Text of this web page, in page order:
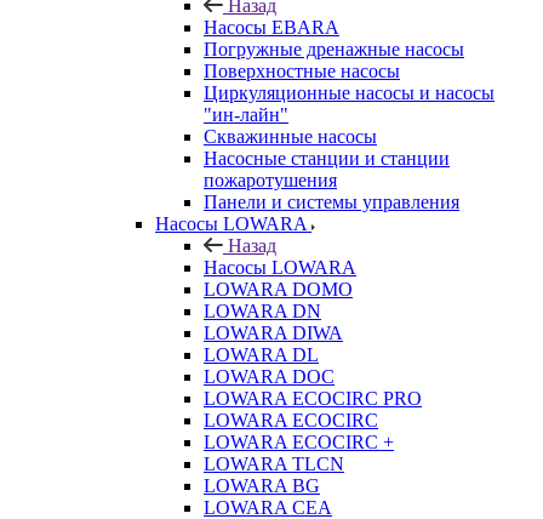
Назад
Насосы EBARA
Погружные дренажные насосы
Поверхностные насосы
Циркуляционные насосы и насосы
"ин-лайн"
Скважинные насосы
Насосные станции и станции
пожаротушения
Панели и системы управления
Насосы LOWARA
Назад
Насосы LOWARA
LOWARA DOMO
LOWARA DN
LOWARA DIWA
LOWARA DL
LOWARA DOC
LOWARA ECOCIRC PRO
LOWARA ECOCIRC
LOWARA ECOCIRC +
LOWARA TLCN
LOWARA BG
LOWARA CEA